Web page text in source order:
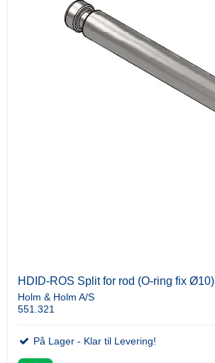
HDID-ROS Split for rod (O-ring fix Ø10)
Holm & Holm A/S
551.321
På Lager - Klar til Levering!